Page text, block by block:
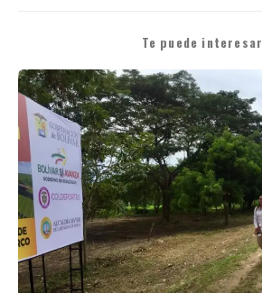
Te puede interesar